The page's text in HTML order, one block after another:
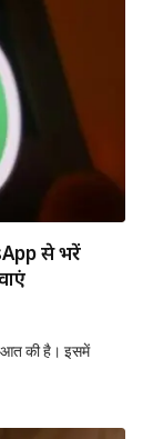
से भरें
की है। इसमें